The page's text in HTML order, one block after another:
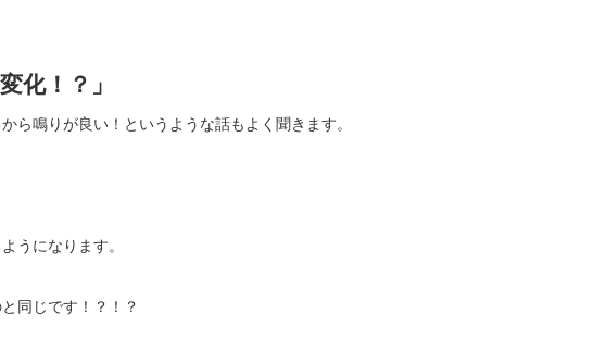
化！？」
ら鳴りが良い！というような話もよく聞きます。
うになります。
同じです！？！？